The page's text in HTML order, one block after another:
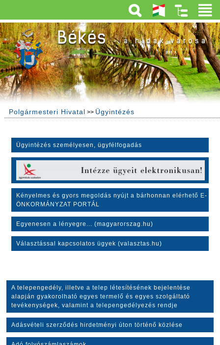
Polgármesteri Hivatal >> Ügyintézés
Ügyintézés személyesen, ügyfélfogadás
Kényelmes és gyors megoldás nyújt a bárhonnan elérhető E-
ÖNKORMÁNYZAT PORTÁL
Egyenesen a lényegre... (magyarorszag.hu)
Választással kapcsolatos ügyek (valasztas.hu)
A telepengedély, illetve a telep létesítésének bejelentése
alapján gyakorolható egyes termelő és egyes szolgáltató
tevékenységek, valamint a telepengedélyezés rendje
Adásvételi szerződés hirdetményi úton történő közlése